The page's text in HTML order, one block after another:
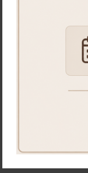
Poortvanger